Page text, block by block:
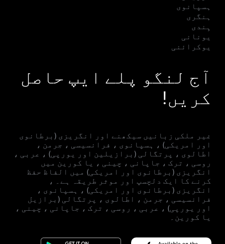
ہسپانوی
ہنگری
ہِندی
یونانی
یوکرائنی
آج لنگو پلے ایپ حاصل
کریں!
غیر ملکی زبانیں سیکھنے اور انگریزی (برطانوی
اور امریکی) ، ہسپانوی ، فرانسیسی ، جرمن ،
اطالوی ، پرتگالی (برازیلین اور یورپی) ، عربی ،
روسی ، ترک ، جاپانی ، چینی ، یا کورین میں
انگریزی (برطانوی اور امریکی) میں الفاظ حفظ
کرنے کا ایک دلچسپ اور موثر طریقہ ہے۔ ،
انگریزی (برطانوی اور امریکی) ، ہسپانوی ،
فرانسیسی ، جرمن ، اطالوی ، پرتگالی (برازیل
اور یورپی) ، عربی ، روسی ، ترک ، جاپانی ، چینی ،
یا کورین۔